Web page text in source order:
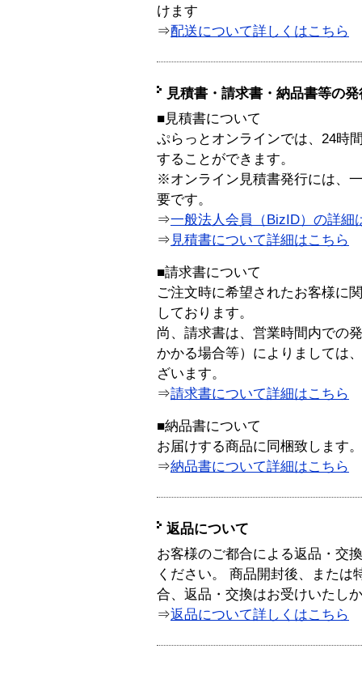
けます
⇒配送について詳しくはこちら
見積書・請求書・納品書等の
■見積書について
ぷらっとオンラインでは、24時
することができます。
※オンライン見積書発行には、
要です。
⇒一般法人会員（BizID）の詳細
⇒ 見積書について詳細はこちら
■請求書について
ご注文時に希望されたお客様に
しております。
尚、請求書は、営業時間内での
かかる場合等）によりましては
ざいます。
⇒請求書について詳細はこちら
■納品書について
お届けする商品に同梱致します。
⇒納品書について詳細はこちら
返品について
お客様のご都合による返品・交
ください。 商品開封後、または
合、返品・交換はお受けいたし
⇒返品について詳しくはこちら